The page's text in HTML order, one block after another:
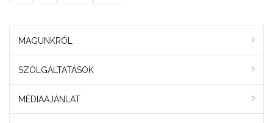
MAGUNKRÓL
SZOLGÁLTATÁSOK
MÉDIAAJÁNLAT